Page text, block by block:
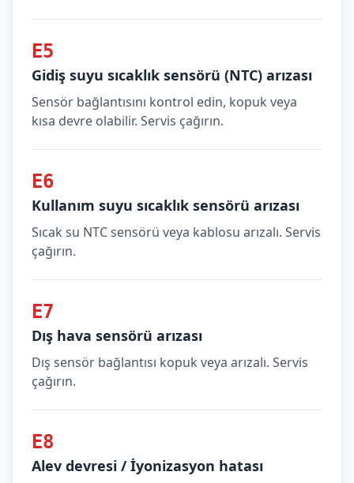
E5
Gidiş suyu sıcaklık sensörü (NTC) arızası
Sensör bağlantısını kontrol edin, kopuk veya
kısa devre olabilir. Servis çağırın.
E6
Kullanım suyu sıcaklık sensörü arızası
Sıcak su NTC sensörü veya kablosu arızalı. Servis
çağırın.
E7
Dış hava sensörü arızası
Dış sensör bağlantısı kopuk veya arızalı. Servis
çağırın.
E8
Alev devresi / İyonizasyon hatası